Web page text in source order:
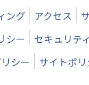
ング
アクセス
シー
セキュリテ
シー
サイトポ